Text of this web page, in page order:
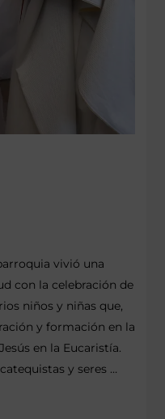
vivió una
con la celebración de
niños y niñas que,
y formación en la
en la Eucaristía.
y seres …